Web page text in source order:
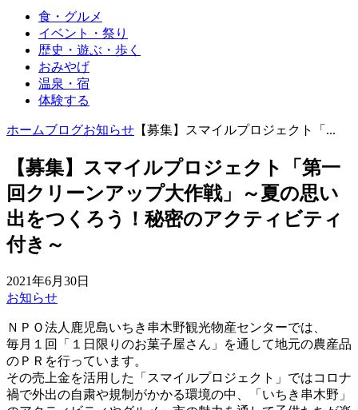
食・グルメ
イベント・祭り
歴史・遊ぶ・歩く
おみやげ
温泉・宿
体験する
ホームブログお知らせ 【募集】スマイルプロジェクト「...
【募集】スマイルプロジェクト「第一
回クリーンアップ大作戦」～夏の思い
出をつくろう！秘密のアクティビティ
付き～
2021年6月30日
お知らせ
ＮＰＯ法人鹿児島いちき串木野観光物産センターでは、
毎月１回「１日限りのお菓子屋さん」を通して地元の農産品
のＰＲを行っています。
その売上金を活用した「スマイルプロジェクト」ではコロナ
禍で外出の自粛や規制がかかる環境の中、「いちき串木野」